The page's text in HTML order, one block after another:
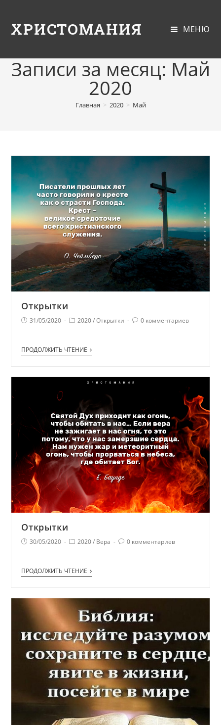
ХРИСТОМАНИЯ МЕНЮ
Записи за месяц: Май
2020
Главная > 2020 > Май
Открытки
31/05/2020 2020 / Открытки 0 комментариев
ПРОДОЛЖИТЬ ЧТЕНИЕ
Открытки
30/05/2020 2020 / Вера 0 комментариев
ПРОДОЛЖИТЬ ЧТЕНИЕ